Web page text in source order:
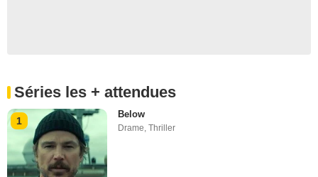
Séries les + attendues
1
Below
Drame,Thriller